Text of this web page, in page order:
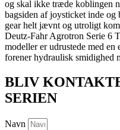
og skal ikke træde koblingen
bagsiden af joysticket inde
gear helt jævnt og utroligt
Deutz-Fahr Agrotron Serie 6
modeller er udrustede med
forener hydraulisk smidighed
BLIV
SERIEN
Navn